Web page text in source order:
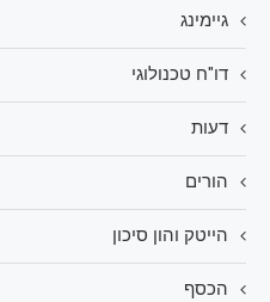
גיימינג
דו"ח טכנולוגי
דעות
הורים
הייטק והון סיכון
הכסף